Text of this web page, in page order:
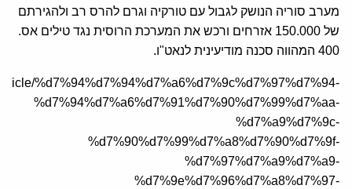
מערב סוריה הנושק לגבול עם טורקיה וגרם להרס רב ולהגירתם
של 150.000 אזרחים ורכש את המערכת הרוסית נגד טילים אס.
400 המהווה סכנה מודיעינית לנאט"ו.
%d7%94%d7%94%d7%a6%d7%9c%d7%97%d7%94-
%d7%94%d7%a6%d7%91%d7%90%d7%99%d7%aa-
%d7%a9%d7%9c-
%d7%90%d7%99%d7%a8%d7%90%d7%9f-
%d7%97%d7%a9%d7%a9-
%d7%9e%d7%96%d7%a8%d7%97-